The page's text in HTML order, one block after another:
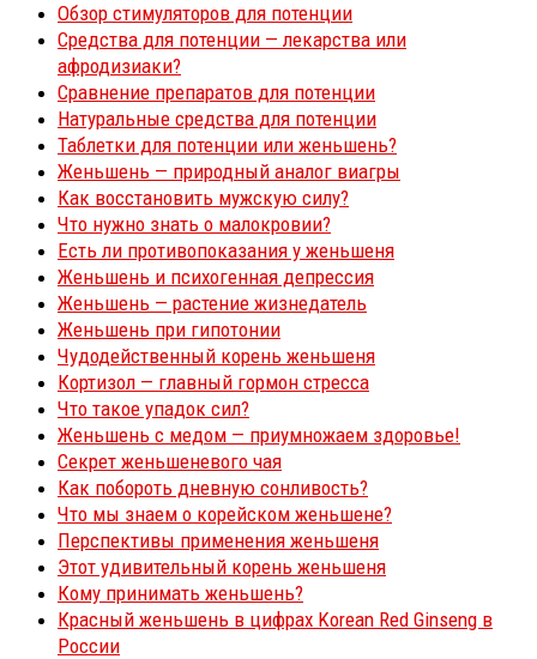
Обзор стимуляторов для потенции
Средства для потенции — лекарства или
афродизиаки?
Сравнение препаратов для потенции
Натуральные средства для потенции
Таблетки для потенции или женьшень?
Женьшень — природный аналог виагры
Как восстановить мужскую силу?
Что нужно знать о малокровии?
Есть ли противопоказания у женьшеня
Женьшень и психогенная депрессия
Женьшень — растение жизнедатель
Женьшень при гипотонии
Чудодейственный корень женьшеня
Кортизол — главный гормон стресса
Что такое упадок сил?
Женьшень с медом — приумножаем здоровье!
Секрет женьшеневого чая
Как побороть дневную сонливость?
Что мы знаем о корейском женьшене?
Перспективы применения женьшеня
Этот удивительный корень женьшеня
Кому принимать женьшень?
Красный женьшень в цифрах Korean Red Ginseng в
России